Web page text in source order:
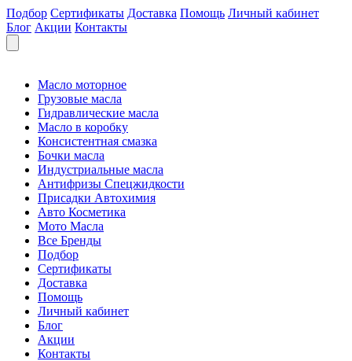
Подбор Сертификаты Доставка Помощь Личный кабинет
Блог Акции Контакты
Масло моторное
Грузовые масла
Гидравлические масла
Масло в коробку
Консистентная смазка
Бочки масла
Индустриальные масла
Антифризы Спецжидкости
Присадки Автохимия
Авто Косметика
Мото Масла
Все Бренды
Подбор
Сертификаты
Доставка
Помощь
Личный кабинет
Блог
Акции
Контакты